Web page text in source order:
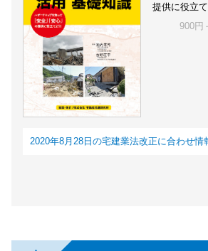
提供に役立て
900円
2020年8月28日の宅建業法改正に合わせ情